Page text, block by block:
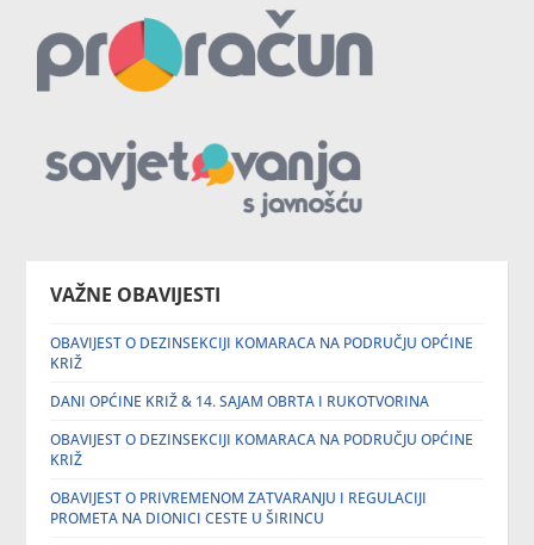
VAŽNE OBAVIJESTI
OBAVIJEST O DEZINSEKCIJI KOMARACA NA PODRUČJU OPĆINE
KRIŽ
DANI OPĆINE KRIŽ & 14. SAJAM OBRTA I RUKOTVORINA
OBAVIJEST O DEZINSEKCIJI KOMARACA NA PODRUČJU OPĆINE
KRIŽ
OBAVIJEST O PRIVREMENOM ZATVARANJU I REGULACIJI
PROMETA NA DIONICI CESTE U ŠIRINCU